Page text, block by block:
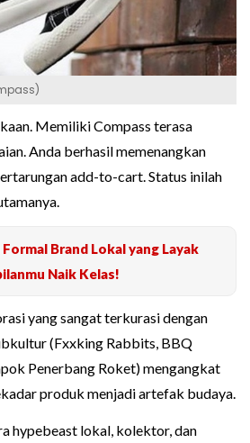
Memiliki Compass terasa
Anda berhasil memenangkan
add-to-cart. Status inilah
Brand Lokal yang Layak
Naik Kelas!
yang sangat terkurasi dengan
(Fxxking Rabbits, BBQ
Penerbang Roket) mengangkat
produk menjadi artefak budaya.
hypebeast lokal, kolektor, dan